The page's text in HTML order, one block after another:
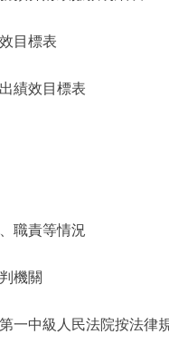
目標表
績效目標表
職責等情況
機關
中級人民法院按法律規